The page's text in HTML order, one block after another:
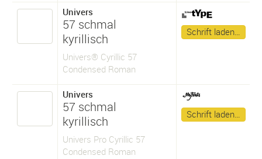
Univers
57 schmal
kyrillisch
Univers® Cyrillic 57
Condensed Roman
Schrift laden…
Univers
57 schmal
kyrillisch
Univers Pro Cyrillic 57
Condensed Roman
Schrift laden…